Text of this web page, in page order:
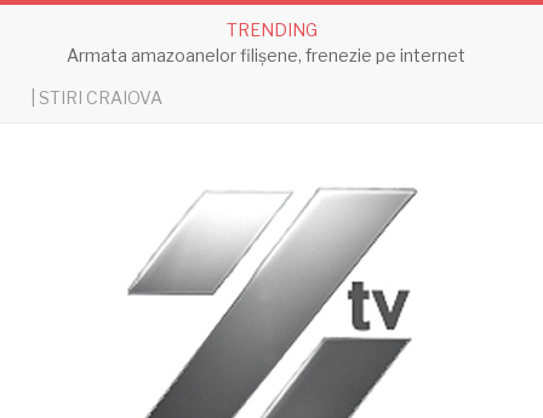
TRENDING
Armata amazoanelor filișene, frenezie pe internet
| STIRI CRAIOVA